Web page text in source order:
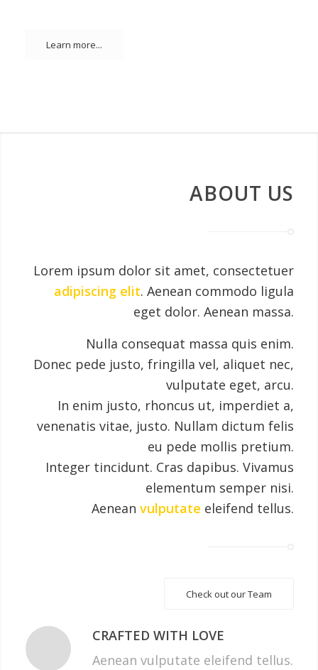
Learn more...
ABOUT US
Lorem ipsum dolor sit amet, consectetuer
adipiscing elit. Aenean commodo ligula
eget dolor. Aenean massa.
Nulla consequat massa quis enim.
Donec pede justo, fringilla vel, aliquet nec,
vulputate eget, arcu.
In enim justo, rhoncus ut, imperdiet a,
venenatis vitae, justo. Nullam dictum felis
eu pede mollis pretium.
Integer tincidunt. Cras dapibus. Vivamus
elementum semper nisi.
Aeneanvulputate eleifend tellus.
Check out our Team
CRAFTED WITH LOVE
Aenean vulputate eleifend tellus.